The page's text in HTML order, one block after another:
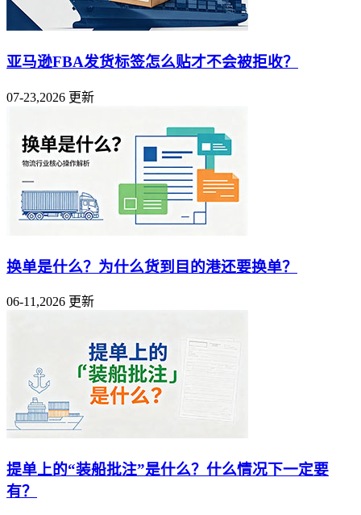
亚马逊FBA发货标签怎么贴才不会被拒收？
07-23,2026 更新
换单是什么？为什么货到目的港还要换单？
06-11,2026 更新
提单上的“装船批注”是什么？什么情况下一定要
有？